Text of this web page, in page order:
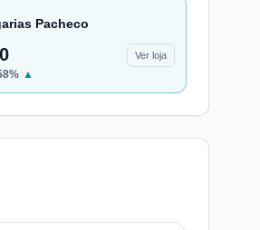
Pacheco
Ver loja
% ▲